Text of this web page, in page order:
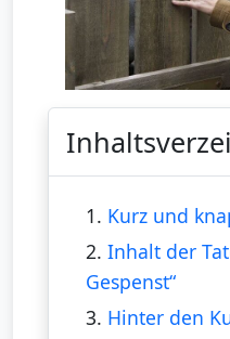
1. Kurz und
2. Inhalt der
Gespenst“
3. Hinter den